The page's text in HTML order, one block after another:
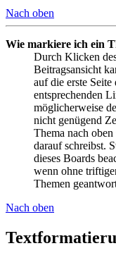
Nach oben
Wie markiere ich ein
Durch Klicken
Beitragsansicht
auf die erste
entsprechenden
möglicherweise
nicht genügend
Thema nach
darauf schreibst.
dieses Boards
wenn ohne
Themen
Nach oben